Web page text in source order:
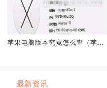
苹果电脑版本究竟怎么查（苹果
最新资讯